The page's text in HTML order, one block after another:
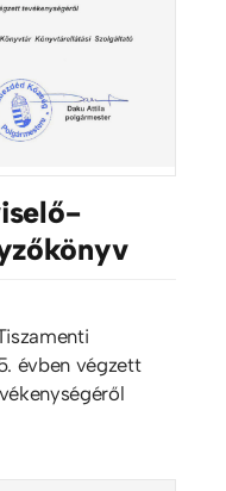
évben végzett